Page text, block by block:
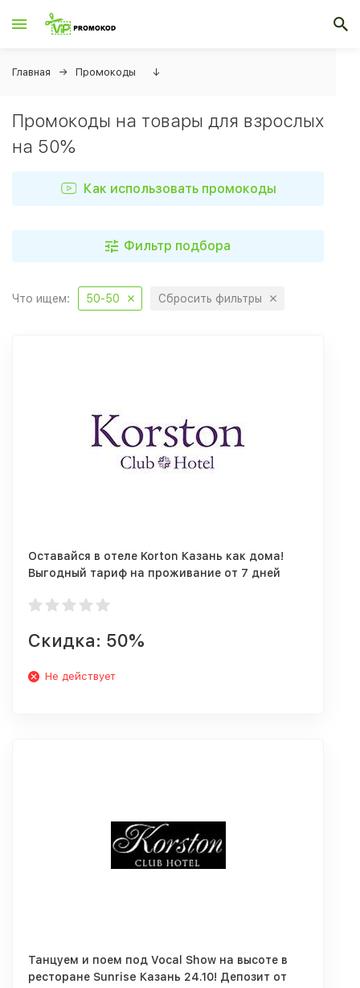
Главная Промокоды ↓
Промокоды на товары для взрослых
на 50%
Как использовать промокоды
Фильтр подбора
Что ищем: 50-50 Сбросить фильтры
Оставайся в отеле Korton Казань как дома!
Выгодный тариф на проживание от 7 дней
Скидка: 50%
Не действует
Танцуем и поем под Vocal Show на высоте в
ресторане Sunrise Казань 24.10! Депозит от